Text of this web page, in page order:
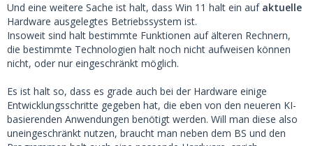
Und eine weitere Sache ist halt, dass Win 11 halt ein auf aktuelle
Hardware ausgelegtes Betriebssystem ist.
Insoweit sind halt bestimmte Funktionen auf älteren Rechnern,
die bestimmte Technologien halt noch nicht aufweisen können
nicht, oder nur eingeschränkt möglich.
Es ist halt so, dass es grade auch bei der Hardware einige
Entwicklungsschritte gegeben hat, die eben von den neueren KI-
basierenden Anwendungen benötigt werden. Will man diese also
uneingeschränkt nutzen, braucht man neben dem BS und den